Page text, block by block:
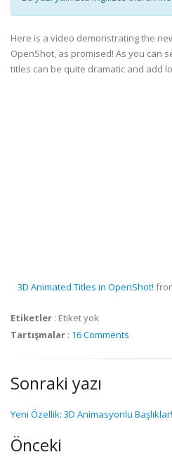
Here is a video demonstrating the
OpenShot, as promised! As you can
titles can be quite dramatic and add
3D Animated Titles in OpenShot!
Etiketler : Etiket yok
Tartışmalar : 16 Comments
Sonraki yazı
Yeni Özellik: 3D Animasyonlu Başlıklar!
Önceki